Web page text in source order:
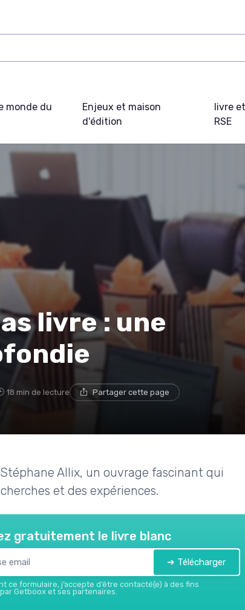
monde du
Enjeux et maison
d'édition
livre
RSE
livre : une
18 min de lecture Partager cette page
Allix, un ouvrage fascinant qui
et des expériences.
gratuitement le livre blanc
➔ Télécharger
ce formulaire, j’accepte d’être contacté(e) à des fins
Getboox et ses partenaires.